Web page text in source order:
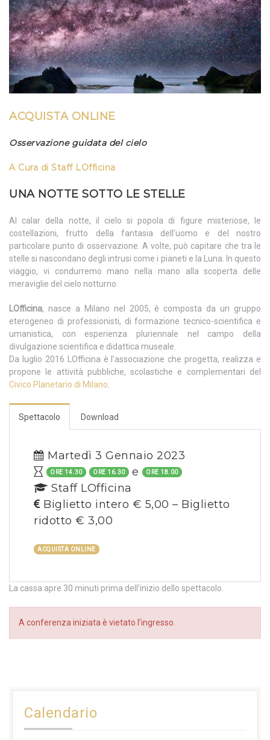
ACQUISTA ONLINE
Osservazione guidata del cielo
A Cura di Staff LOfficina
UNA NOTTE SOTTO LE STELLE
Al calar della notte, il cielo si popola di figure misteriose, le
costellazioni, frutto della fantasia dell’uomo e del nostro
particolare punto di osservazione. A volte, può capitare che tra le
stelle si nascondano degli intrusi come i pianeti e la Luna. In questo
viaggio, vi condurremo mano nella mano alla scoperta delle
meraviglie del cielo notturno.
LOfficina, nasce a Milano nel 2005, è composta da un gruppo
eterogeneo di professionisti, di formazione tecnico-scientifica e
umanistica, con esperienza pluriennale nel campo della
divulgazione scientifica e didattica museale.
Da luglio 2016 LOfficina è l’associazione che progetta, realizza e
propone le attività pubbliche, scolastiche e complementari del
Civico Planetario di Milano.
Spettacolo Download
Martedì 3 Gennaio 2023
ORE 14.30 ORE 16.30 e ORE 18.00
Staff LOfficina
Biglietto intero € 5,00 – Biglietto
ridotto € 3,00
ACQUISTA ONLINE
La cassa apre 30 minuti prima dell’inizio dello spettacolo.
A conferenza iniziata è vietato l’ingresso.
Calendario